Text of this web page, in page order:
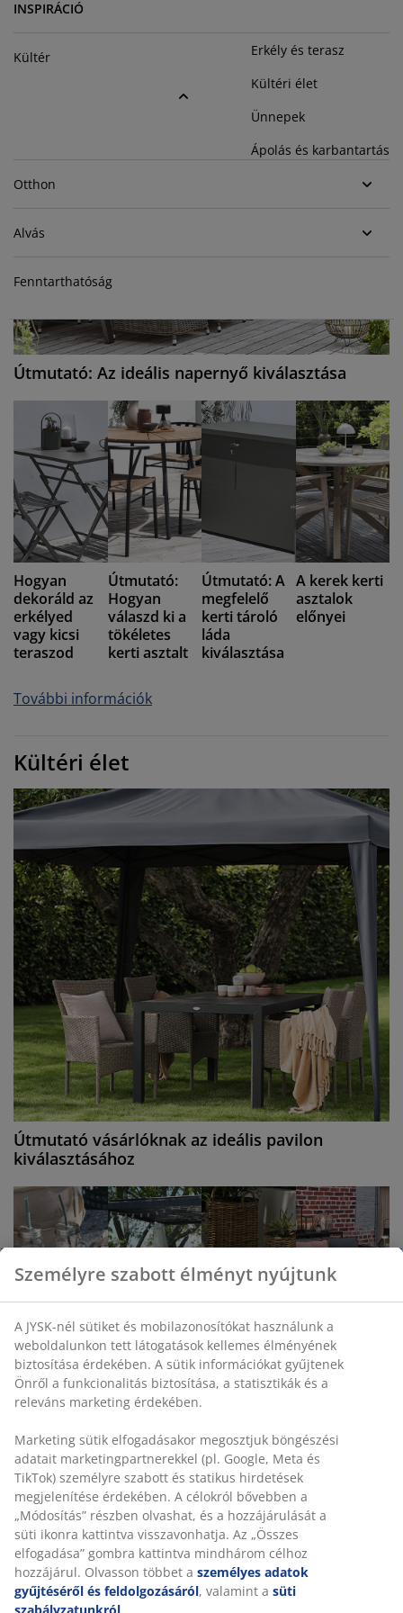
és kiegészítők
világítás
INSPIRÁCIÓ
Kültér
Erkély és terasz
Kültéri élet
Ünnepek
Ápolás és karbantartás
Otthon
Alvás
Fenntarthatóság
Útmutató: Az ideális napernyő kiválasztása
Hogyan
dekoráld az
erkélyed
vagy kicsi
teraszod
Útmutató:
Hogyan
válaszd ki a
tökéletes
kerti asztalt
Útmutató: A
megfelelő
kerti tároló
láda
kiválasztása
A kerek kerti
asztalok
előnyei
További információk
Kültéri élet
Útmutató vásárlóknak az ideális pavilon
kiválasztásához
A nyári
hangulat
kedvencei:
felszerelés,
piknik és
fesztivál
kiegészítők
Emeld a
kerted új
szintre egy
pergola
segítségével
Vásárlói
útmutató a
virágcserepekhez
Világítsd meg
a kerted, a
erkélyed
hangulatos
kültéri
fényekkel
További információk
Ünnepek
Személyre szabott élményt nyújtunk
A JYSK-nél sütiket és mobilazonosítókat használunk a
weboldalunkon tett látogatások kellemes élményének
biztosítása érdekében. A sütik információkat gyűjtenek
Önről a funkcionalitás biztosítása, a statisztikák és a
releváns marketing érdekében.
Marketing sütik elfogadásakor megosztjuk böngészési
adatait marketingpartnerekkel (pl. Google, Meta és
TikTok) személyre szabott és statikus hirdetések
megjelenítése érdekében. A célokról bővebben a
„Módosítás” részben olvashat, és a hozzájárulását a
süti ikonra kattintva visszavonhatja. Az „Összes
elfogadása” gombra kattintva mindhárom célhoz
hozzájárul. Olvasson többet a személyes adatok
gyűjtéséről és feldolgozásáról, valamint a süti